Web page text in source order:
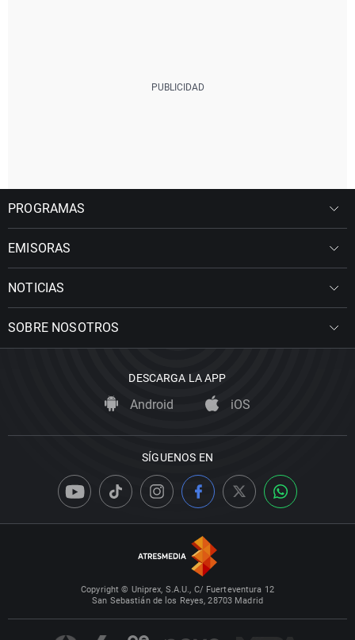
PROGRAMAS
EMISORAS
NOTICIAS
SOBRE NOSOTROS
DESCARGA LA APP
Android iOS
SÍGUENOS EN
Copyright © Uniprex, S.A.U., C/ Fuerteventura 12
San Sebastián de los Reyes, 28703 Madrid